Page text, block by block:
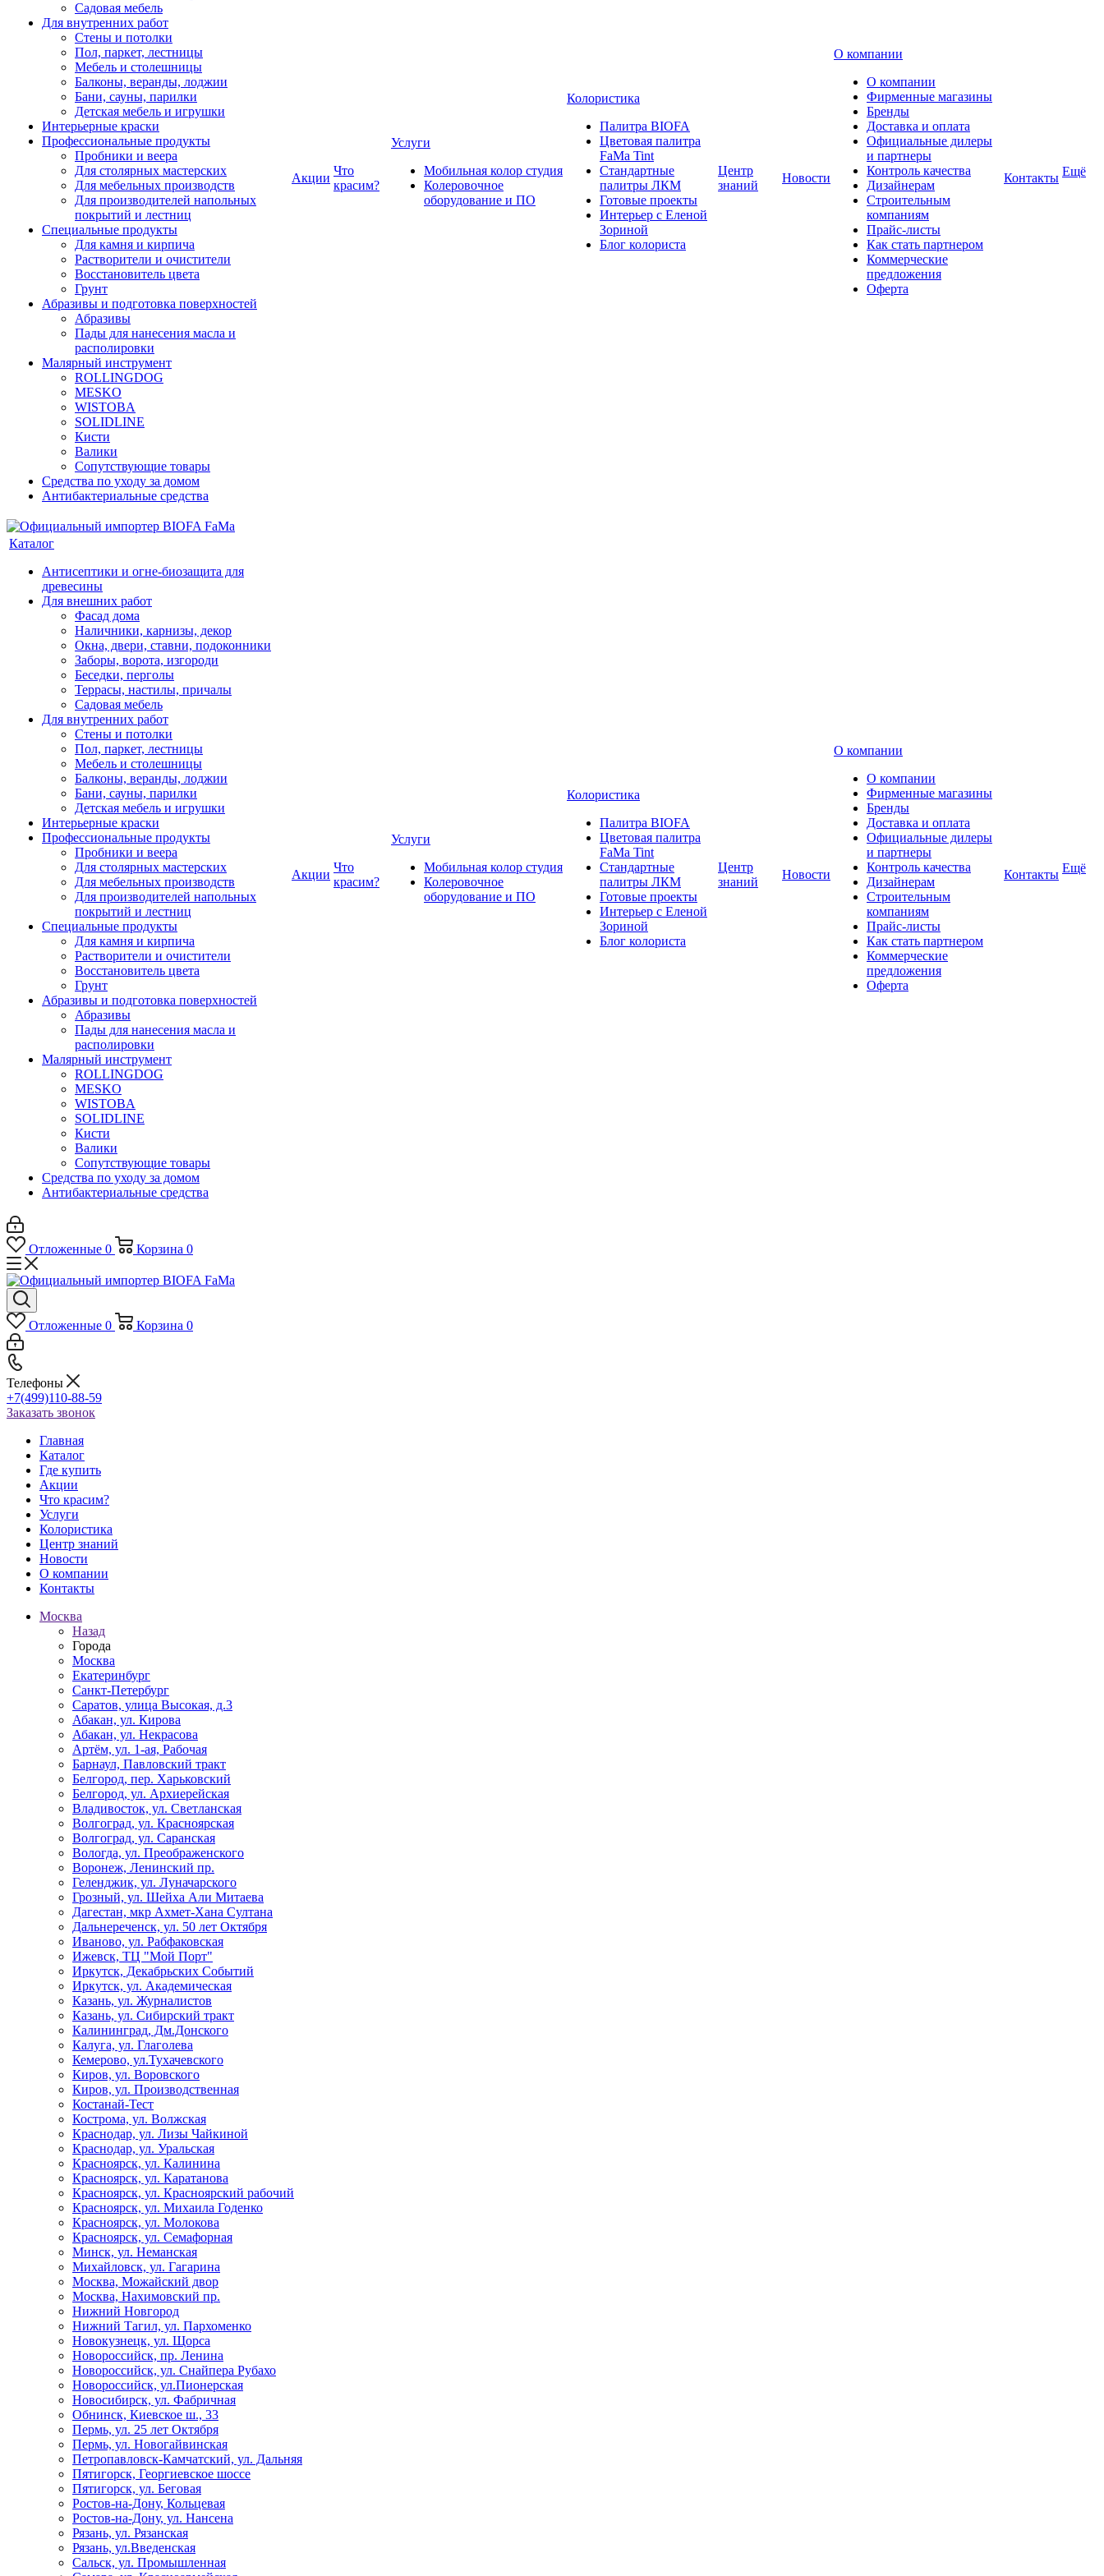
Садовая мебель
Для внутренних работ
Стены и потолки
Пол, паркет, лестницы
Мебель и столешницы
Балконы, веранды, лоджии
Бани, сауны, парилки
Детская мебель и игрушки
Интерьерные краски
Профессиональные продукты
Пробники и веера
Для столярных мастерских
Для мебельных производств
Для производителей напольных
покрытий и лестниц
Специальные продукты
Для камня и кирпича
Растворители и очистители
Восстановитель цвета
Грунт
Абразивы и подготовка поверхностей
Абразивы
Пады для нанесения масла и
располировки
Малярный инструмент
ROLLINGDOG
MESKO
WISTOBA
SOLIDLINE
Кисти
Валики
Сопутствующие товары
Средства по уходу за домом
Антибактериальные средства
Акции
Что
красим?
Услуги
Мобильная колор студия
Колеровочное
оборудование и ПО
Колористика
Палитра BIOFA
Цветовая палитра
FaMa Tint
Стандартные
палитры ЛКМ
Готовые проекты
Интерьер с Еленой
Зориной
Блог колориста
Центр
знаний
Новости
О компании
О компании
Фирменные магазины
Бренды
Доставка и оплата
Официальные дилеры
и партнеры
Контроль качества
Дизайнерам
Строительным
компаниям
Прайс-листы
Как стать партнером
Коммерческие
предложения
Оферта
Контакты Ещё
Каталог
Антисептики и огне-биозащита для
древесины
Для внешних работ
Фасад дома
Наличники, карнизы, декор
Окна, двери, ставни, подоконники
Заборы, ворота, изгороди
Беседки, перголы
Террасы, настилы, причалы
Садовая мебель
Для внутренних работ
Стены и потолки
Пол, паркет, лестницы
Мебель и столешницы
Балконы, веранды, лоджии
Бани, сауны, парилки
Детская мебель и игрушки
Интерьерные краски
Профессиональные продукты
Пробники и веера
Для столярных мастерских
Для мебельных производств
Для производителей напольных
покрытий и лестниц
Специальные продукты
Для камня и кирпича
Растворители и очистители
Восстановитель цвета
Грунт
Абразивы и подготовка поверхностей
Абразивы
Пады для нанесения масла и
располировки
Малярный инструмент
ROLLINGDOG
MESKO
WISTOBA
SOLIDLINE
Кисти
Валики
Сопутствующие товары
Средства по уходу за домом
Антибактериальные средства
Акции
Что
красим?
Услуги
Мобильная колор студия
Колеровочное
оборудование и ПО
Колористика
Палитра BIOFA
Цветовая палитра
FaMa Tint
Стандартные
палитры ЛКМ
Готовые проекты
Интерьер с Еленой
Зориной
Блог колориста
Центр
знаний
Новости
О компании
О компании
Фирменные магазины
Бренды
Доставка и оплата
Официальные дилеры
и партнеры
Контроль качества
Дизайнерам
Строительным
компаниям
Прайс-листы
Как стать партнером
Коммерческие
предложения
Оферта
Контакты Ещё
Отложенные 0 Корзина 0
Отложенные 0 Корзина 0
Телефоны
+7(499)110-88-59
Заказать звонок
Главная
Каталог
Где купить
Акции
Что красим?
Услуги
Колористика
Центр знаний
Новости
О компании
Контакты
Москва
Назад
Города
Москва
Екатеринбург
Санкт-Петербург
Саратов, улица Высокая, д.3
Абакан, ул. Кирова
Абакан, ул. Некрасова
Артём, ул. 1-ая, Рабочая
Барнаул, Павловский тракт
Белгород, пер. Харьковский
Белгород, ул. Архиерейская
Владивосток, ул. Светланская
Волгоград, ул. Красноярская
Волгоград, ул. Саранская
Вологда, ул. Преображенского
Воронеж, Ленинский пр.
Геленджик, ул. Луначарского
Грозный, ул. Шейха Али Митаева
Дагестан, мкр Ахмет-Хана Султана
Дальнереченск, ул. 50 лет Октября
Иваново, ул. Рабфаковская
Ижевск, ТЦ "Мой Порт"
Иркутск, Декабрьских Событий
Иркутск, ул. Академическая
Казань, ул. Журналистов
Казань, ул. Сибирский тракт
Калининград, Дм.Донского
Калуга, ул. Глаголева
Кемерово, ул.Тухачевского
Киров, ул. Воровского
Киров, ул. Производственная
Костанай-Тест
Кострома, ул. Волжская
Краснодар, ул. Лизы Чайкиной
Краснодар, ул. Уральская
Красноярск, ул. Калинина
Красноярск, ул. Каратанова
Красноярск, ул. Красноярский рабочий
Красноярск, ул. Михаила Годенко
Красноярск, ул. Молокова
Красноярск, ул. Семафорная
Минск, ул. Неманская
Михайловск, ул. Гагарина
Москва, Можайский двор
Москва, Нахимовский пр.
Нижний Новгород
Нижний Тагил, ул. Пархоменко
Новокузнецк, ул. Щорса
Новороссийск, пр. Ленина
Новороссийск, ул. Снайпера Рубахо
Новороссийск, ул.Пионерская
Новосибирск, ул. Фабричная
Обнинск, Киевское ш., 33
Пермь, ул. 25 лет Октября
Пермь, ул. Новогайвинская
Петропавловск-Камчатский, ул. Дальняя
Пятигорск, Георгиевское шоссе
Пятигорск, ул. Беговая
Ростов-на-Дону, Кольцевая
Ростов-на-Дону, ул. Нансена
Рязань, ул. Рязанская
Рязань, ул.Введенская
Сальск, ул. Промышленная